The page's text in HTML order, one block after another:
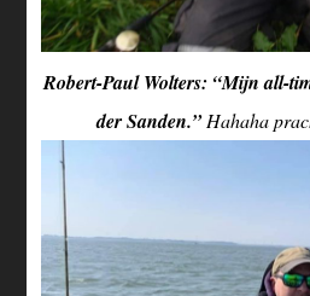
Robert-Paul Wolters: “Mijn all-
der Sanden.”Hahaha